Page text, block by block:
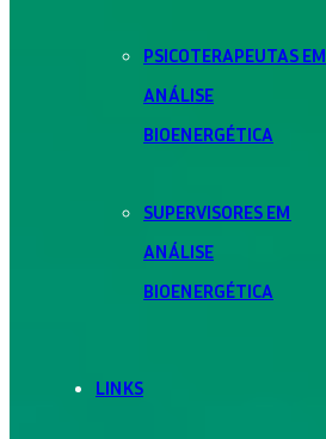
PSICOTERAPEUTAS EM
ANÁLISE
BIOENERGÉTICA
SUPERVISORES EM
ANÁLISE
BIOENERGÉTICA
LINKS